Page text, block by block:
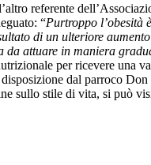
referente
“Purtroppo l’obesità
di un ulteriore
attuare in maniera
per ricevere
dal parroco
sullo stile di vita, si può